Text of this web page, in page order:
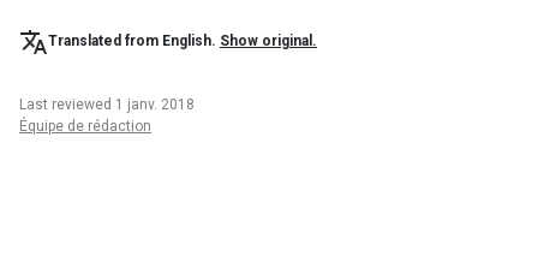
Translated from English. Show original.
Last reviewed 1 janv. 2018
Équipe de rédaction